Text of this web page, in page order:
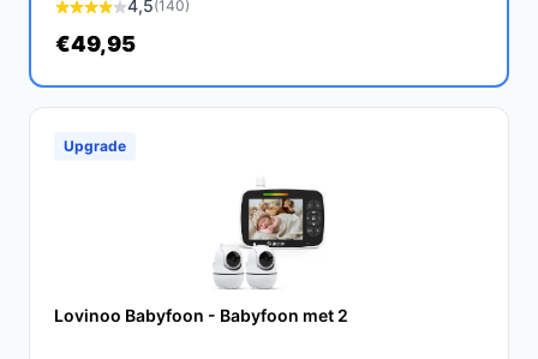
hebben op een van deze gebieden.
Conclusie
De Orretti® X21 biedt alles wat u nodig heeft voor een
betrouwbare en gebruiksvriendelijke
beveiligingsoplossing. Met zijn scherpe beelden en
handige functies bent u altijd verbonden met uw huis.
Ontdek alle specificaties en vergelijk prijzen op
bestebabyfoonmetcamera.nl. Kies bewust wat perfect
past bij jouw behoeften!
4,5(140)
€49,95
Upgrade
Lovinoo Babyfoon - Babyfoon met 2